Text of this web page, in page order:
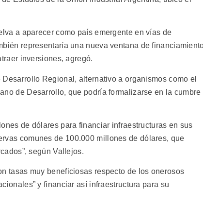
a aparecer como país emergente en vías de
representaría una nueva ventana de
inversiones, agregó.
Regional, alternativo a organismos como el
de Desarrollo, que podría formalizarse en la cumbre
de dólares para financiar infraestructuras en sus
comunes de 100.000 millones de dólares, que
según Vallejos.
tasas muy beneficiosas respecto de los onerosos
y financiar así infraestructura para su